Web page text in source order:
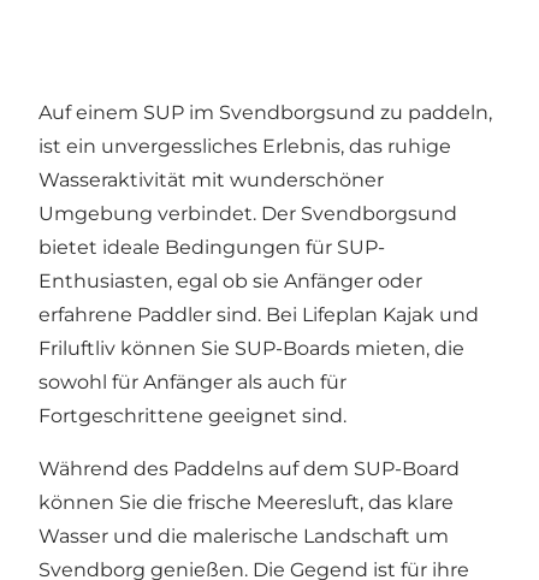
Auf einem SUP im Svendborgsund zu paddeln,
ist ein unvergessliches Erlebnis, das ruhige
Wasseraktivität mit wunderschöner
Umgebung verbindet. Der Svendborgsund
bietet ideale Bedingungen für SUP-
Enthusiasten, egal ob sie Anfänger oder
erfahrene Paddler sind. Bei Lifeplan Kajak und
Friluftliv können Sie SUP-Boards mieten, die
sowohl für Anfänger als auch für
Fortgeschrittene geeignet sind.
Während des Paddelns auf dem SUP-Board
können Sie die frische Meeresluft, das klare
Wasser und die malerische Landschaft um
Svendborg genießen. Die Gegend ist für ihre